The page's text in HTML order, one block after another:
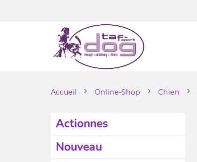
Accueil Online-Shop Chien
Actionnes
Nouveau